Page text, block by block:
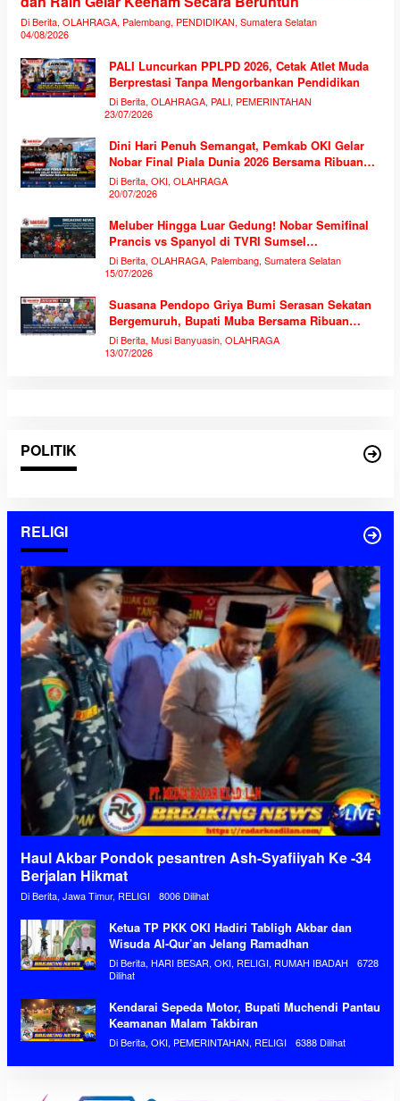
Di Berita, OLAHRAGA, Palembang, PENDIDIKAN, Sumatera Selatan
04/08/2026
PALI Luncurkan PPLPD 2026, Cetak Atlet Muda
Berprestasi Tanpa Mengorbankan Pendidikan
Di Berita, OLAHRAGA, PALI, PEMERINTAHAN
23/07/2026
Dini Hari Penuh Semangat, Pemkab OKI Gelar
Nobar Final Piala Dunia 2026 Bersama Ribuan
Warga
Di Berita, OKI, OLAHRAGA
20/07/2026
Meluber Hingga Luar Gedung! Nobar Semifinal
Prancis vs Spanyol di TVRI Sumsel
Memecahkan Rekor Antusiasme
Di Berita, OLAHRAGA, Palembang, Sumatera Selatan
15/07/2026
Suasana Pendopo Griya Bumi Serasan Sekatan
Bergemuruh, Bupati Muba Bersama Ribuan
Warga Nobar Laga Bersejarah Piala Dunia 2026
Di Berita, Musi Banyuasin, OLAHRAGA
13/07/2026
POLITIK
RELIGI
Haul Akbar Pondok pesantren Ash-Syafiiyah Ke -34
Berjalan Hikmat
Di Berita, Jawa Timur, RELIGI 8006 Dilihat
Ketua TP PKK OKI Hadiri Tabligh Akbar dan
Wisuda Al-Qur’an Jelang Ramadhan
Di Berita, HARI BESAR, OKI, RELIGI, RUMAH IBADAH
6728
Dilihat
Kendarai Sepeda Motor, Bupati Muchendi Pantau
Keamanan Malam Takbiran
Di Berita, OKI, PEMERINTAHAN, RELIGI 6388 Dilihat